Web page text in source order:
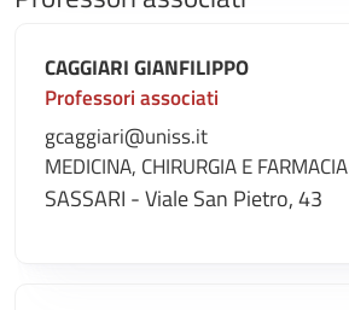
CAGGIARI GIANFILIPPO
Professori associati
gcaggiari@uniss.it
MEDICINA, CHIRURGIA E FARMACIA
SASSARI - Viale San Pietro, 43